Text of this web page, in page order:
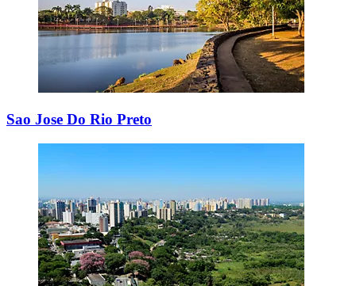
Sao Jose Do Rio Preto